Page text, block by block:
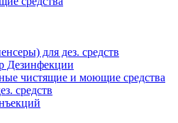
для дез. средств
Дезинфекции
чистящие и моющие средства
средств